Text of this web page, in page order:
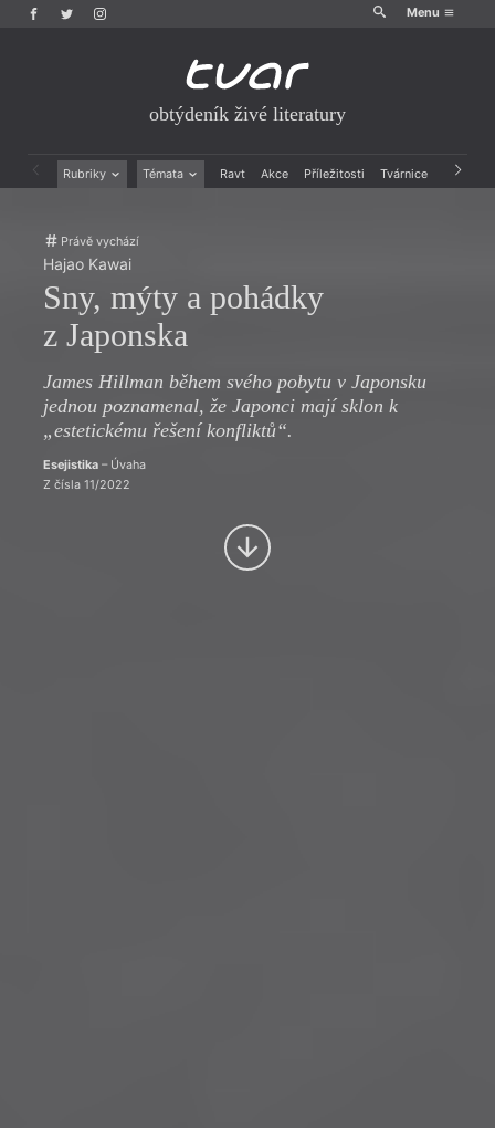
Menu
obtýdeník živé literatury
Rubriky Témata Ravt Akce Příležitosti Tvárnice Archiv
Esejistika
Recenze a reflexe
Reportáže
Rozhovory
Mauzoleum
Divadlo
Historie kolonialismu
Dokument
Výroční ceny
Právě vychází
Hajao Kawai
Sny, mýty a pohádky
z Japonska
James Hillman během svého pobytu v Japonsku
jednou poznamenal, že Japonci mají sklon k
„estetickému řešení konfliktů“.
Esejistika– Úvaha
Z čísla 11/2022